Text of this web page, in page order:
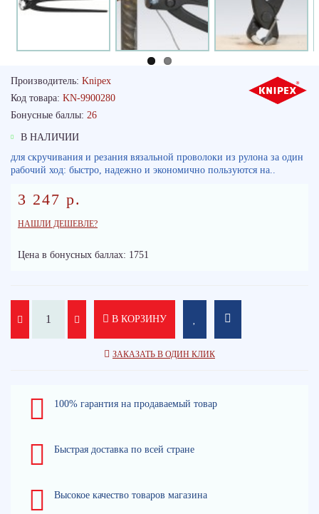
Производитель: Knipex
Код товара: KN-9900280
Бонусные баллы: 26
В НАЛИЧИИ
для скручивания и резания вязальной проволоки из рулона за один
рабочий ход: быстро, надежно и экономично пользуются на..
3 247 р.
НАШЛИ ДЕШЕВЛЕ?
Цена в бонусных баллах: 1751
В КОРЗИНУ
ЗАКАЗАТЬ В ОДИН КЛИК
100% гарантия на продаваемый товар
Быстрая доставка по всей стране
Высокое качество товаров магазина